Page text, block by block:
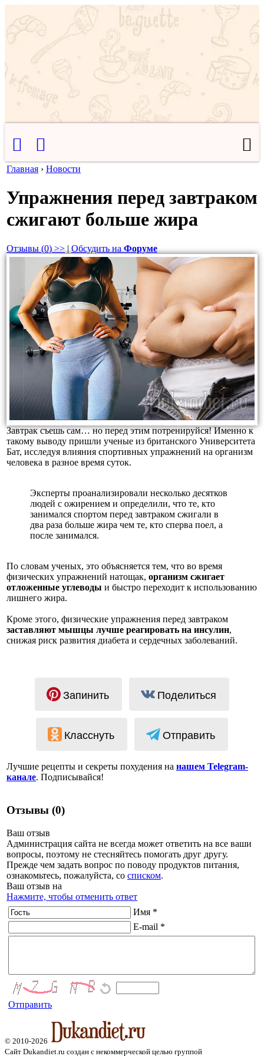
Главная › Новости
​Упражнения перед завтраком
сжигают больше жира
Отзывы (0) >> | Обсудить на Форуме
Завтрак съешь сам… но перед этим потренируйся! Именно к
такому выводу пришли ученые из британского Университета
Бат, исследуя влияния спортивных упражнений на организм
человека в разное время суток.
Эксперты проанализировали несколько десятков
людей с ожирением и определили, что те, кто
занимался спортом перед завтраком сжигали в
два раза больше жира чем те, кто сперва поел, а
после занимался.
По словам ученых, это объясняется тем, что во время
физических упражнений натощак, организм сжигает
отложенные углеводы и быстро переходит к использованию
лишнего жира.
Кроме этого, физические упражнения перед завтраком
заставляют мышцы лучше реагировать на инсулин,
снижая риск развития диабета и сердечных заболеваний.
Запинить Поделиться
Класснуть Отправить
Лучшие рецепты и секреты похудения на нашем Telegram-
канале. Подписывайся!
Отзывы (0)
Ваш отзыв
Администрация сайта не всегда может ответить на все ваши
вопросы, поэтому не стесняйтесь помогать друг другу.
Прежде чем задать вопрос по поводу продуктов питания,
ознакомьтесь, пожалуйста, со списком.
Ваш отзыв на
Нажмите, чтобы отменить ответ
Имя *
E-mail *
Отправить
© 2010-2026
Сайт Dukandiet.ru создан с некоммерческой целью группой